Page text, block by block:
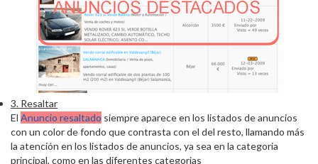
3. Resaltar
El Anuncio resaltado siempre aparece en los listados de anuncios
con un color de fondo que contrasta con el del resto, llamando más
la atención en los listados de anuncios, ya sea en la categoria
principal, como en las diferentes categorias